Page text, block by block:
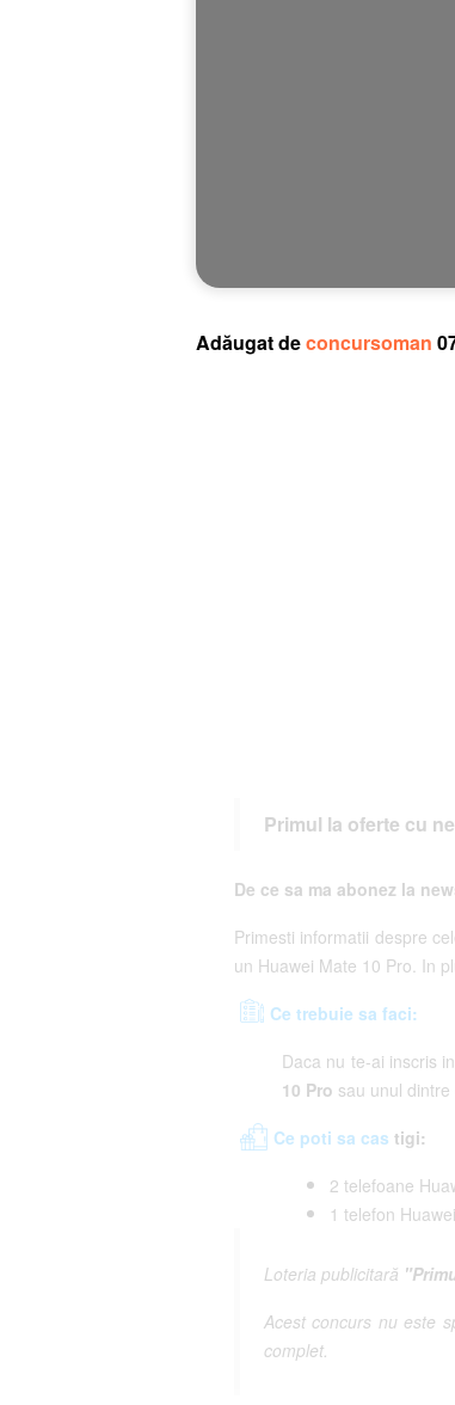
Adăugat deconcursoman
Primul la oferte cu
De ce sa ma abonez la
Primesti informatii despre
un Huawei Mate 10 Pro. In
Ce trebuie sa faci:
​Daca nu te-ai inscris
10 Pro sau unul
Ce poti sa cas tigi:
2 telefoane
1 telefon
Loteria publicitară
Acest concurs nu este
complet.